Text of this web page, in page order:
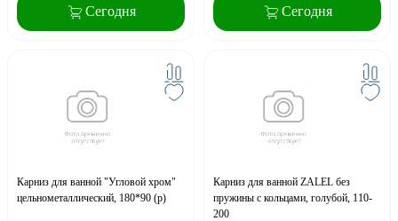
Сегодня Сегодня
Карниз для ванной "Угловой хром"
цельнометаллический, 180*90 (р)
Карниз для ванной ZALEL без
пружины с кольцами, голубой, 110-
200